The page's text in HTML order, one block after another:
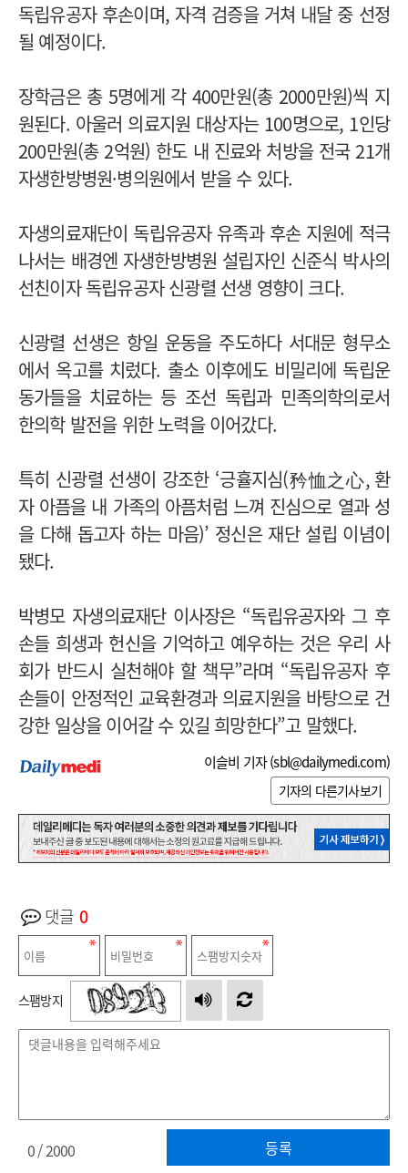
독립유공자 후손이며, 자격 검증을 거쳐 내달 중 선정
될 예정이다.
장학금은 총 5명에게 각 400만원(총 2000만원)씩 지
원된다. 아울러 의료지원 대상자는 100명으로, 1인당
200만원(총 2억원) 한도 내 진료와 처방을 전국 21개
자생한방병원·병의원에서 받을 수 있다.
자생의료재단이 독립유공자 유족과 후손 지원에 적극
나서는 배경엔 자생한방병원 설립자인 신준식 박사의
선친이자 독립유공자 신광렬 선생 영향이 크다.
신광렬 선생은 항일 운동을 주도하다 서대문 형무소
에서 옥고를 치렀다. 출소 이후에도 비밀리에 독립운
동가들을 치료하는 등 조선 독립과 민족의학의로서
한의학 발전을 위한 노력을 이어갔다.
특히 신광렬 선생이 강조한 ‘긍휼지심(矜恤之心, 환
자 아픔을 내 가족의 아픔처럼 느껴 진심으로 열과 성
을 다해 돕고자 하는 마음)’ 정신은 재단 설립 이념이
됐다.
박병모 자생의료재단 이사장은 “독립유공자와 그 후
손들 희생과 헌신을 기억하고 예우하는 것은 우리 사
회가 반드시 실천해야 할 책무”라며 “독립유공자 후
손들이 안정적인 교육환경과 의료지원을 바탕으로 건
강한 일상을 이어갈 수 있길 희망한다”고 말했다.
이슬비 기자 (sbl@dailymedi.com)
기자의 다른기사보기
댓글 0
스팸방지
등록
0/ 2000